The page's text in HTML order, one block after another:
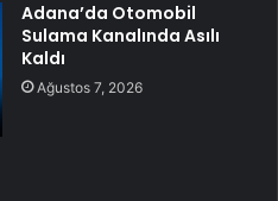
Adana’da Otomobil
Sulama Kanalında Asılı
Kaldı
Ağustos 7, 2026